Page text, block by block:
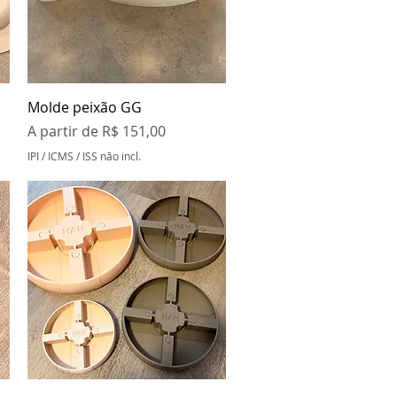
Visualização rápida
Molde peixão GG
A partir de R$ 151,00
Preço promocional
IPI / ICMS / ISS não incl.